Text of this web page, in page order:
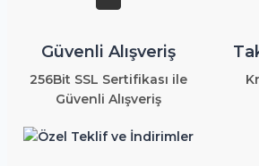
Güvenli Alışveriş
256Bit SSL Sertifikası ile
Güvenli Alışveriş